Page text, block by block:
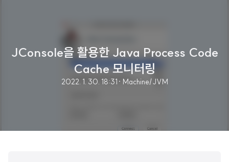
JConsole을 활용한 Java Process Code
Cache 모니터링
2022. 1. 30. 18:31 · Machine/JVM